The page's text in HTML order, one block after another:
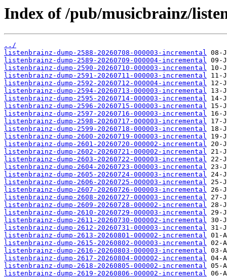
Index of /pub/musicbrainz/
../
listenbrainz-dump-2588-20260708-000003-incremental
listenbrainz-dump-2589-20260709-000004-incremental
listenbrainz-dump-2590-20260710-000003-incremental
listenbrainz-dump-2591-20260711-000003-incremental
listenbrainz-dump-2592-20260712-000004-incremental
listenbrainz-dump-2594-20260713-000003-incremental
listenbrainz-dump-2595-20260714-000003-incremental
listenbrainz-dump-2596-20260715-000003-incremental
listenbrainz-dump-2597-20260716-000003-incremental
listenbrainz-dump-2598-20260717-000003-incremental
listenbrainz-dump-2599-20260718-000003-incremental
listenbrainz-dump-2600-20260719-000003-incremental
listenbrainz-dump-2601-20260720-000002-incremental
listenbrainz-dump-2602-20260721-000002-incremental
listenbrainz-dump-2603-20260722-000003-incremental
listenbrainz-dump-2604-20260723-000003-incremental
listenbrainz-dump-2605-20260724-000003-incremental
listenbrainz-dump-2606-20260725-000003-incremental
listenbrainz-dump-2607-20260726-000003-incremental
listenbrainz-dump-2608-20260727-000003-incremental
listenbrainz-dump-2609-20260728-000002-incremental
listenbrainz-dump-2610-20260729-000003-incremental
listenbrainz-dump-2611-20260730-000002-incremental
listenbrainz-dump-2612-20260731-000003-incremental
listenbrainz-dump-2613-20260801-000002-incremental
listenbrainz-dump-2615-20260802-000003-incremental
listenbrainz-dump-2616-20260803-000003-incremental
listenbrainz-dump-2617-20260804-000002-incremental
listenbrainz-dump-2618-20260805-000002-incremental
listenbrainz-dump-2619-20260806-000002-incremental